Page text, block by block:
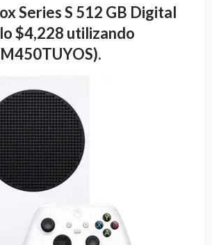
Series S 512 GB Digital
$4,228 utilizando